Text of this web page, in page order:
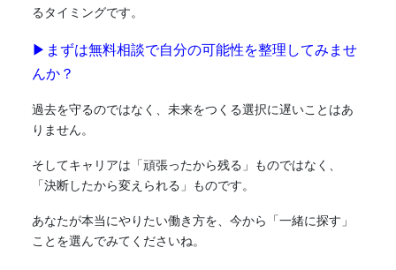
るタイミングです。
▶まずは無料相談で自分の可能性を整理してみませ
んか？
過去を守るのではなく、未来をつくる選択に遅いことはあ
りません。
そしてキャリアは「頑張ったから残る」ものではなく、
「決断したから変えられる」ものです。
あなたが本当にやりたい働き方を、今から「一緒に探す」
ことを選んでみてくださいね。